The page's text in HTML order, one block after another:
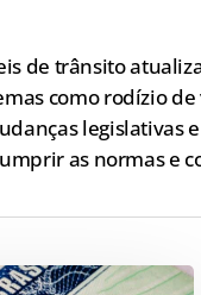
de trânsito
como rodízio
legislativas
as normas